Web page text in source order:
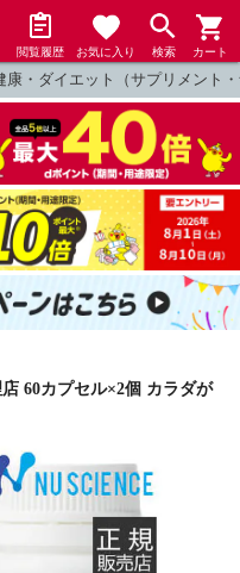
閲覧履歴 お気に入り 検索 カート
康・ダイエット（サプリメント
60カプセル×2個 カラダが